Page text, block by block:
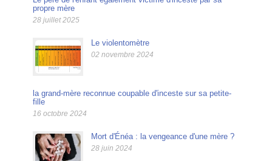
propre mère
28 juillet 2025
Le violentomètre
02 novembre 2024
la grand-mère reconnue coupable d'inceste sur sa petite-
fille
16 octobre 2024
Mort d'Énéa : la vengeance d'une mère ?
28 juin 2024